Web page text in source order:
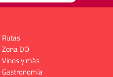
Rutas
Zona DO
Vinos y más
Gastronomía